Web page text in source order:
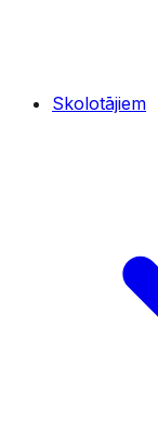
Skolotājiem